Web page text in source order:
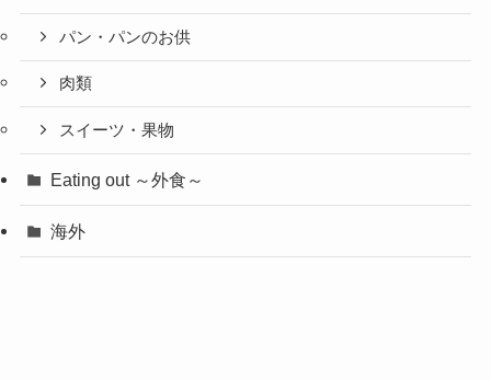
パン・パンのお供
肉類
スイーツ・果物
Eating out ～外食～
海外